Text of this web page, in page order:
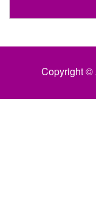
Copyright ©